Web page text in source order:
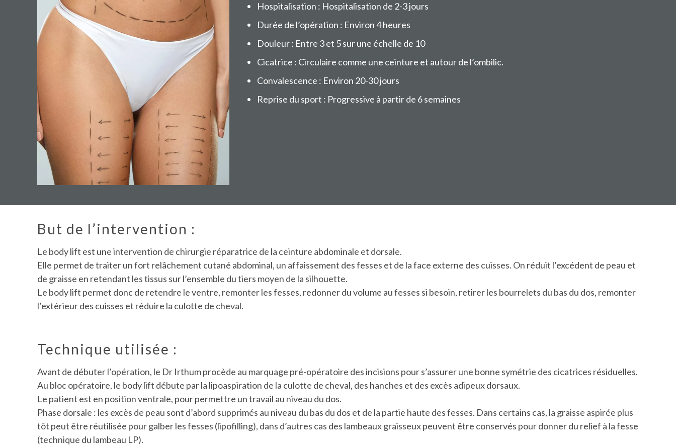
Hospitalisation : Hospitalisation de 2-3 jours
Durée de l’opération : Environ 4 heures
Douleur : Entre 3 et 5 sur une échelle de 10
Cicatrice : Circulaire comme une ceinture et autour de l’ombilic.
Convalescence : Environ 20-30 jours
Reprise du sport : Progressive à partir de 6 semaines
But de l’intervention :
Le body lift est une intervention de chirurgie réparatrice de la ceinture abdominale et dorsale.
Elle permet de traiter un fort relâchement cutané abdominal, un affaissement des fesses et de la face externe des cuisses. On réduit l’excédent de peau et
de graisse en retendant les tissus sur l’ensemble du tiers moyen de la silhouette.
Le body lift permet donc de retendre le ventre, remonter les fesses, redonner du volume au fesses si besoin, retirer les bourrelets du bas du dos, remonter
l’extérieur des cuisses et réduire la culotte de cheval.
Technique utilisée :
Avant de débuter l’opération, le Dr Irthum procède au marquage pré-opératoire des incisions pour s’assurer une bonne symétrie des cicatrices résiduelles.
Au bloc opératoire, le body lift débute par la lipoaspiration de la culotte de cheval, des hanches et des excès adipeux dorsaux.
Le patient est en position ventrale, pour permettre un travail au niveau du dos.
Phase dorsale : les excès de peau sont d’abord supprimés au niveau du bas du dos et de la partie haute des fesses. Dans certains cas, la graisse aspirée plus
tôt peut être réutilisée pour galber les fesses (lipofilling), dans d’autres cas des lambeaux graisseux peuvent être conservés pour donner du relief à la fesse
(technique du lambeau LP).